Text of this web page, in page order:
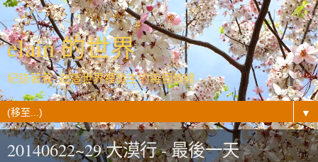
elain 的世界
紀錄著我- 在這世界裡發生的每個情緒...
▼
20140622~29 大漠行 - 最後一天